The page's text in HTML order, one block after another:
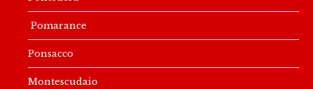
Pomarance
Ponsacco
Montescudaio